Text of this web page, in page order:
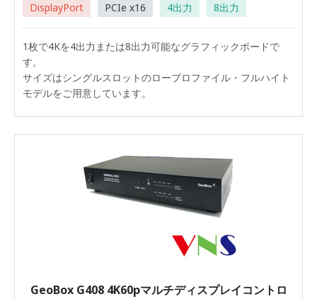
DisplayPort PCIe x16 4出力 8出力
1枚で4Kを4出力または8出力可能なグラフィックボードで
す。
サイズはシングルスロットのロープロファイル・フルハイト
モデルをご用意しています。
GeoBox G408 4K60pマルチディスプレイコントロ